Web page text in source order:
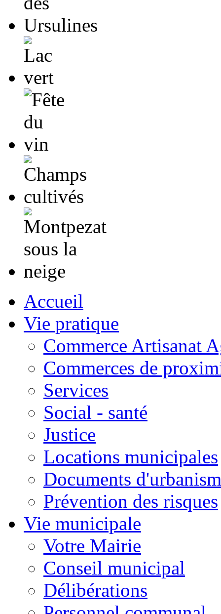
Accueil
Vie pratique
Commerce Artisanat
Commerces de
Services
Social - santé
Justice
Locations municipales
Documents
Prévention des risques
Vie municipale
Votre Mairie
Conseil municipal
Délibérations